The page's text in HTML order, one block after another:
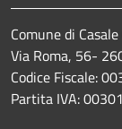
Comune di
Via Roma, 56-
Codice Fiscale:
Partita IVA: